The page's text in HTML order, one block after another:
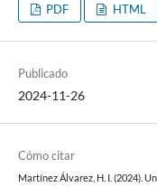
PDF HTML
Publicado
2024-11-26
Cómo citar
Martínez Álvarez, H. I. (2024).